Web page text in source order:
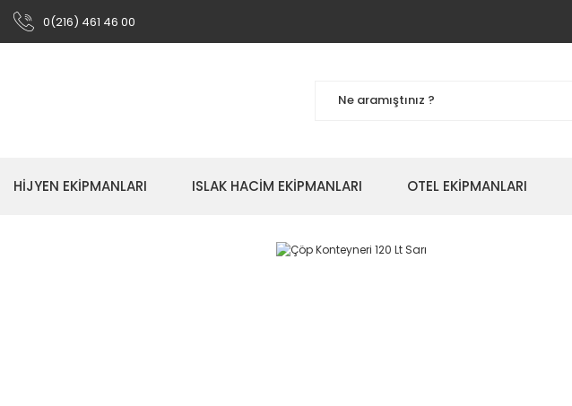
0(216) 461 46 00
HİJYEN EKİPMANLARI ISLAK HACİM EKİPMANLARI OTEL EKİPMANLARI